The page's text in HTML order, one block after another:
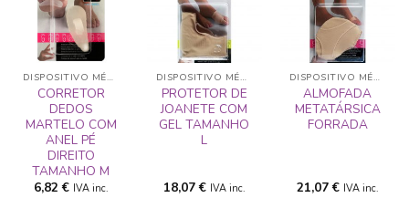
ADICIONAR
A LISTA DE
DESEJOS
DISPOSITIVO MÉDICO
CORRETOR
DEDOS
MARTELO COM
ANEL PÉ
DIREITO
TAMANHO M
6,82€ IVA inc.
ADICIONAR
A LISTA DE
DESEJOS
DISPOSITIVO MÉDICO
PROTETOR DE
JOANETE COM
GEL TAMANHO
L
18,07€ IVA inc.
ADICIONAR
A LISTA DE
DESEJOS
DISPOSITIVO MÉDICO
ALMOFADA
METATÁRSICA
FORRADA
21,07€ IVA inc.